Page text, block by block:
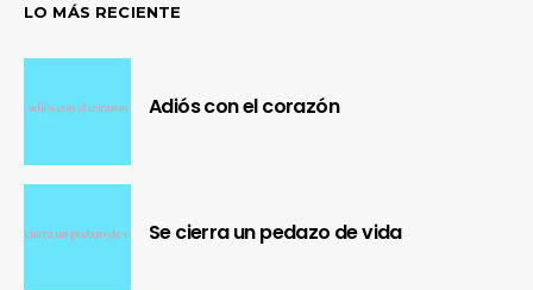
LO MÁS RECIENTE
Adiós con el corazón
Se cierra un pedazo de vida